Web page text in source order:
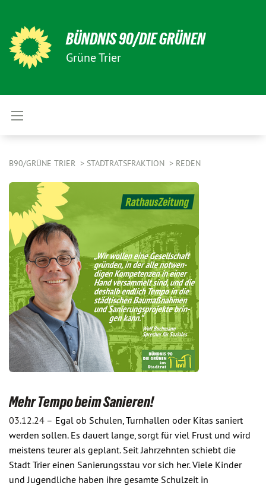
BÜNDNIS 90/DIE GRÜNEN
Grüne Trier
B90/GRÜNE TRIER STADTRATSFRAKTION REDEN
Mehr Tempo beim Sanieren!
03.12.24 – Egal ob Schulen, Turnhallen oder Kitas saniert
werden sollen. Es dauert lange, sorgt für viel Frust und wird
meistens teurer als geplant. Seit Jahrzehnten schiebt die
Stadt Trier einen Sanierungsstau vor sich her. Viele Kinder
und Jugendliche haben ihre gesamte Schulzeit in